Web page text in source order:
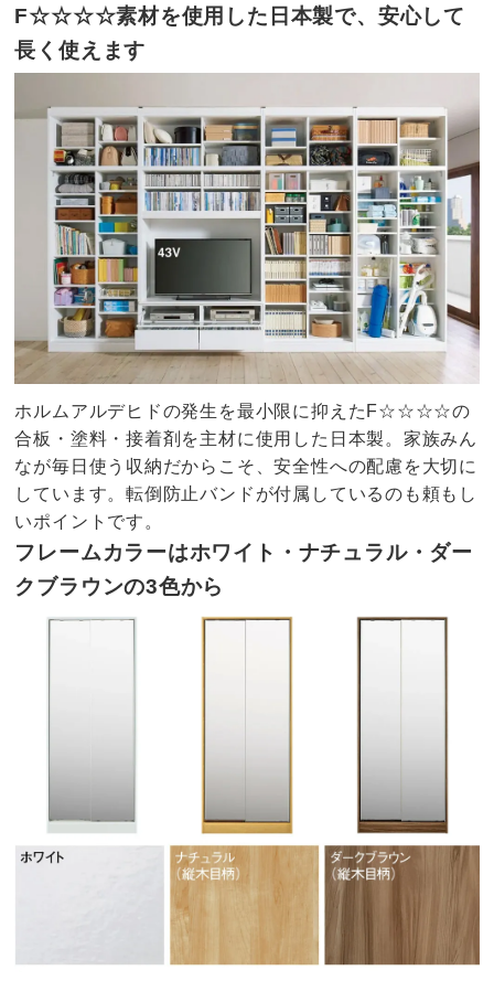
F☆☆☆☆素材を使用した日本製で、安心して
長く使えます
ホルムアルデヒドの発生を最小限に抑えたF☆☆☆☆の
合板・塗料・接着剤を主材に使用した日本製。家族みん
なが毎日使う収納だからこそ、安全性への配慮を大切に
しています。転倒防止バンドが付属しているのも頼もし
いポイントです。
フレームカラーはホワイト・ナチュラル・ダー
クブラウンの3色から